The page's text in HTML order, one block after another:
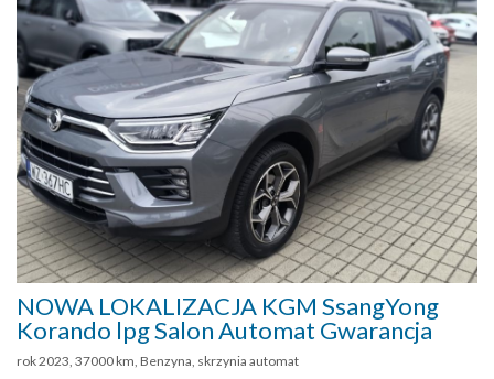
NOWA LOKALIZACJA KGM SsangYong
Korando lpg Salon Automat Gwarancja
rok 2023, 37000 km, Benzyna, skrzynia automat